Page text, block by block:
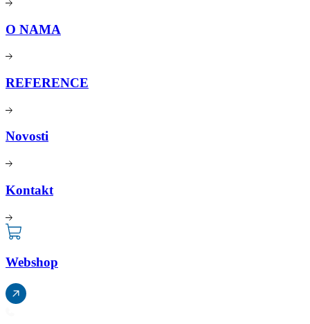
O NAMA
REFERENCE
Novosti
Kontakt
Webshop